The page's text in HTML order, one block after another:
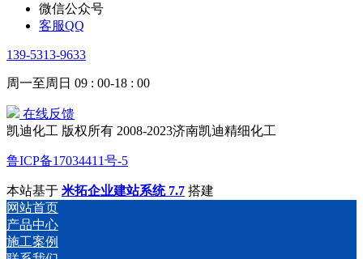
微信公众号
客服QQ
139-5313-9633
周一至周日 09 : 00-18 : 00
在线反馈
凯迪化工 版权所有 2008-2023济南凯迪精细化工
鲁ICP备17034411号-5
本站基于 米拓企业建站系统 7.7 搭建
网站首页
产品中心
施工案例